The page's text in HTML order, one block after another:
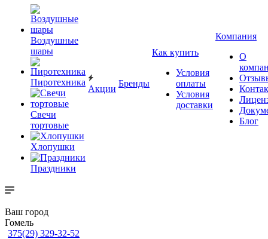
Воздушные
шары
Пиротехника
Свечи
тортовые
Хлопушки
Праздники
Акции
Бренды
Как купить
Условия
оплаты
Условия
доставки
Компания
О
Блог
Ваш город
Гомель
375(29) 329-32-52